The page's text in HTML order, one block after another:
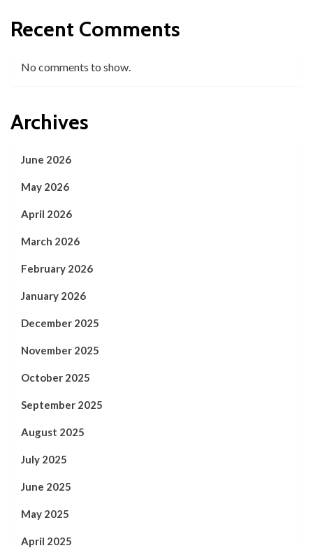
Recent Comments
No comments to show.
Archives
June 2026
May 2026
April 2026
March 2026
February 2026
January 2026
December 2025
November 2025
October 2025
September 2025
August 2025
July 2025
June 2025
May 2025
April 2025